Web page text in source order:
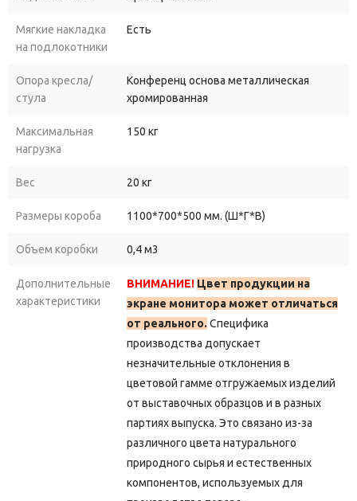
Мягкие накладка
на подлокотники
Есть
Опора кресла/
стула
Конференц основа металлическая
хромированная
Максимальная
нагрузка
150 кг
Вес 20 кг
Размеры короба 1100*700*500 мм. (Ш*Г*В)
Объем коробки 0,4 м3
Дополнительные
характеристики
ВНИМАНИЕ! Цвет продукции на
экране монитора может отличаться
от реального. Специфика
производства допускает
незначительные отклонения в
цветовой гамме отгружаемых изделий
от выставочных образцов и в разных
партиях выпуска. Это связано из-за
различного цвета натурального
природного сырья и естественных
компонентов, используемых для